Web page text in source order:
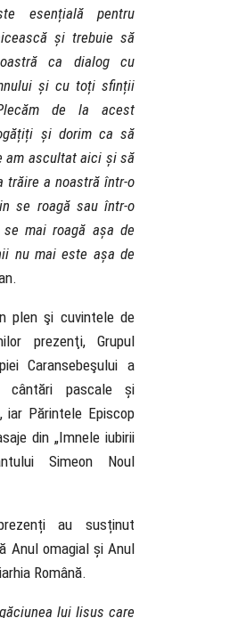
esențială pentru
și trebuie să
ca dialog cu
și cu toți sfinții
de la acest
și dorim ca să
am ascultat aici și să
trăire a noastră într-o
se roagă sau într-o
mai roagă așa de
nu mai este așa de
plen şi cuvintele de
prezenţi, Grupul
Caransebeşului a
pascale și
Părintele Episcop
din „Imnele iubirii
Simeon Noul
au susținut
Anul omagial și Anul
Română.
lui Iisus care